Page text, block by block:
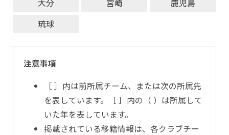
大分
宮崎
鹿児島
琉球
注意事項
［ ］内は前所属チーム、または次の所属先
を表しています。［ ］内の（ ）は所属して
いた年を表しています。
掲載されている移籍情報は、各クラブチー